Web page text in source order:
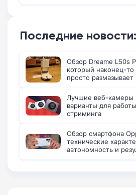
Последние новости:
Обзор Dreame L50s
который наконец-
просто размазывает
Лучшие веб-камеры
варианты для
стриминга
Обзор смартфона
технические
автономность и